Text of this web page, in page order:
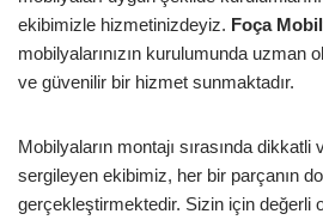
ekibimizle hizmetinizdeyiz. Foça
mobilyalarınızın kurulumunda uzman
ve güvenilir bir hizmet sunmaktadır.
Mobilyaların montajı sırasında dikkatli
sergileyen ekibimiz, her bir parçanın
gerçekleştirmektedir. Sizin için değerli